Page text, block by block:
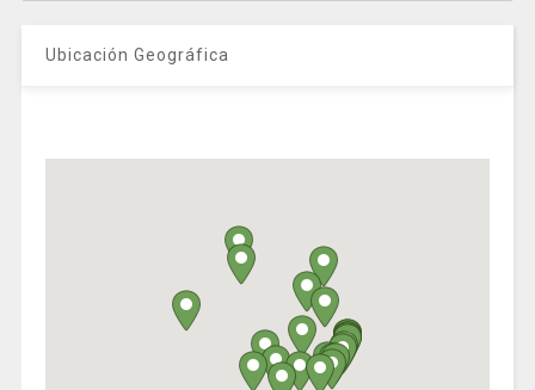
Ubicación Geográfica